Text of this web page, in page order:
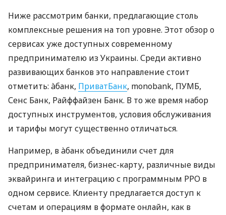
Ниже рассмотрим банки, предлагающие столь
комплексные решения на топ уровне. Этот обзор о
сервисах уже доступных современному
предпринимателю из Украины. Среди активно
развивающих банков это направление стоит
отметить: àбанк, ПриватБанк, monobank, ПУМБ,
Сенс Банк, Райффайзен Банк. В то же время набор
доступных инструментов, условия обслуживания
и тарифы могут существенно отличаться.
Например, в àбанк объединили счет для
предпринимателя, бизнес-карту, различные виды
эквайринга и интеграцию с программным РРО в
одном сервисе. Клиенту предлагается доступ к
счетам и операциям в формате онлайн, как в